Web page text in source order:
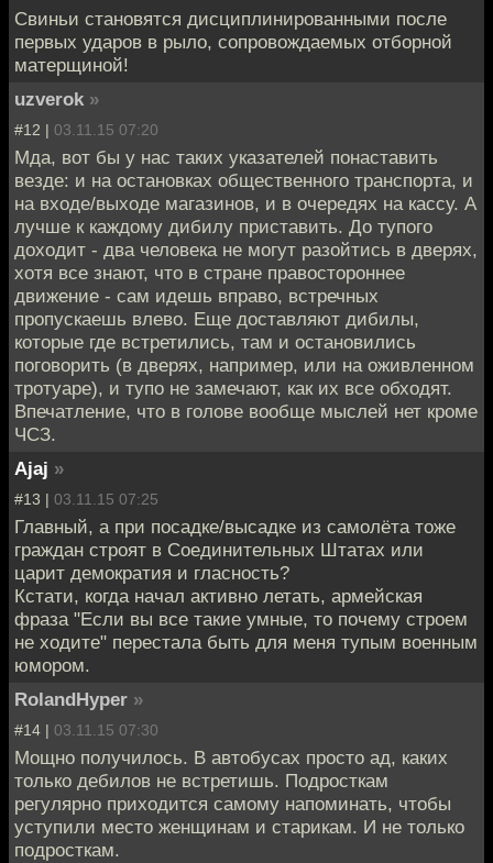
Свиньи становятся дисциплинированными после
первых ударов в рыло, сопровождаемых отборной
матерщиной!
uzverok »
#12 | 03.11.15 07:20
Мда, вот бы у нас таких указателей понаставить
везде: и на остановках общественного транспорта, и
на входе/выходе магазинов, и в очередях на кассу. А
лучше к каждому дибилу приставить. До тупого
доходит - два человека не могут разойтись в дверях,
хотя все знают, что в стране правостороннее
движение - сам идешь вправо, встречных
пропускаешь влево. Еще доставляют дибилы,
которые где встретились, там и остановились
поговорить (в дверях, например, или на оживленном
тротуаре), и тупо не замечают, как их все обходят.
Впечатление, что в голове вообще мыслей нет кроме
ЧСЗ.
Ajaj »
#13 | 03.11.15 07:25
Главный, а при посадке/высадке из самолёта тоже
граждан строят в Соединительных Штатах или
царит демократия и гласность?
Кстати, когда начал активно летать, армейская
фраза "Если вы все такие умные, то почему строем
не ходите" перестала быть для меня тупым военным
юмором.
RolandHyper »
#14 | 03.11.15 07:30
Мощно получилось. В автобусах просто ад, каких
только дебилов не встретишь. Подросткам
регулярно приходится самому напоминать, чтобы
уступили место женщинам и старикам. И не только
подросткам.